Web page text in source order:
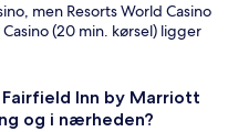
men Resorts World Casino
(20 min. kørsel) ligger
Inn by Marriott
og i nærheden?